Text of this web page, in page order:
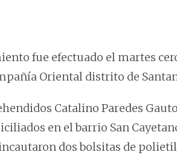
fue efectuado el martes
Oriental distrito de
Catalino Paredes
en el barrio San
dos bolsitas de